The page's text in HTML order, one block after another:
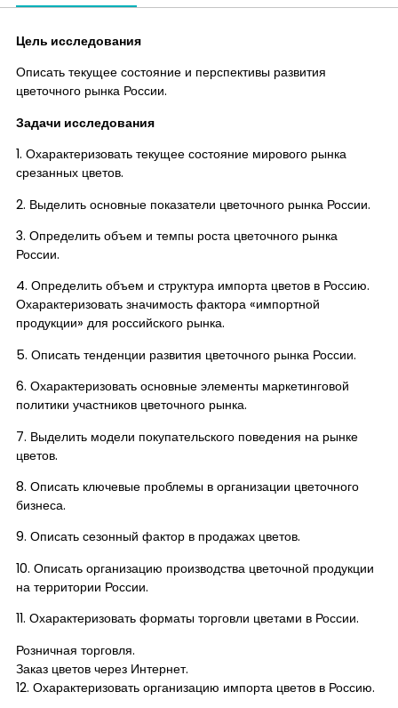
Цель исследования
Описать текущее состояние и перспективы развития
цветочного рынка России.
Задачи исследования
1. Охарактеризовать текущее состояние мирового рынка
срезанных цветов.
2. Выделить основные показатели цветочного рынка России.
3. Определить объем и темпы роста цветочного рынка
России.
4. Определить объем и структура импорта цветов в Россию.
Охарактеризовать значимость фактора «импортной
продукции» для российского рынка.
5. Описать тенденции развития цветочного рынка России.
6. Охарактеризовать основные элементы маркетинговой
политики участников цветочного рынка.
7. Выделить модели покупательского поведения на рынке
цветов.
8. Описать ключевые проблемы в организации цветочного
бизнеса.
9. Описать сезонный фактор в продажах цветов.
10. Описать организацию производства цветочной продукции
на территории России.
11. Охарактеризовать форматы торговли цветами в России.
Розничная торговля.
Заказ цветов через Интернет.
12. Охарактеризовать организацию импорта цветов в Россию.